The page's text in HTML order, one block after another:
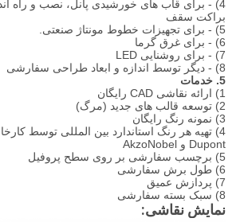
4) - برای قاب های خورشیدی پانل، نصب و راه
براکت سقف
5) - برای تجهیزات خطوط مونتاژ صنعتی.
6) - برای غرق گرما
7) - برای روشنایی LED
8) - دیگر توسط اندازه و ابعاد طراحی سفارشی
5. خدمات
1) ارائه نقاشی CAD رایگان
2) توسعه قالب های جدید (مرگ)
3) نمونه رنگ رایگان
4) تهیه هر رنگ استاندارد بین المللی توسط
Dupont و AkzoNobel
5) برچسب سفارشی بر روی سطح پروفیل
6) طول برش سفارشی
7) پردازش عمیق
8) سبک بسته سفارشی
نمایش نقاشی: